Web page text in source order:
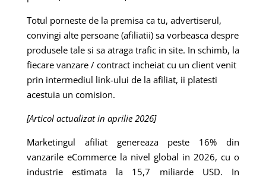
Totul porneste de la premisa ca tu, advertiserul,
convingi alte persoane (afiliatii) sa vorbeasca despre
produsele tale si sa atraga trafic in site. In schimb, la
fiecare vanzare / contract incheiat cu un client venit
prin intermediul link-ului de la afiliat, ii platesti
acestuia un comision.
[Articol actualizat in aprilie 2026]
Marketingul afiliat genereaza peste 16% din
vanzarile eCommerce la nivel global in 2026, cu o
industrie estimata la 15,7 miliarde USD. In